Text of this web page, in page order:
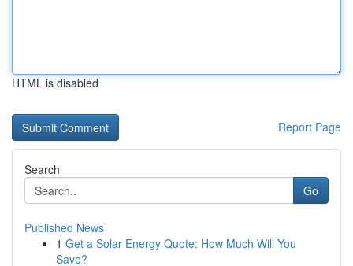
HTML is disabled
Report Page
Search
Go
Published News
1 Get a Solar Energy Quote: How Much Will You
Save?